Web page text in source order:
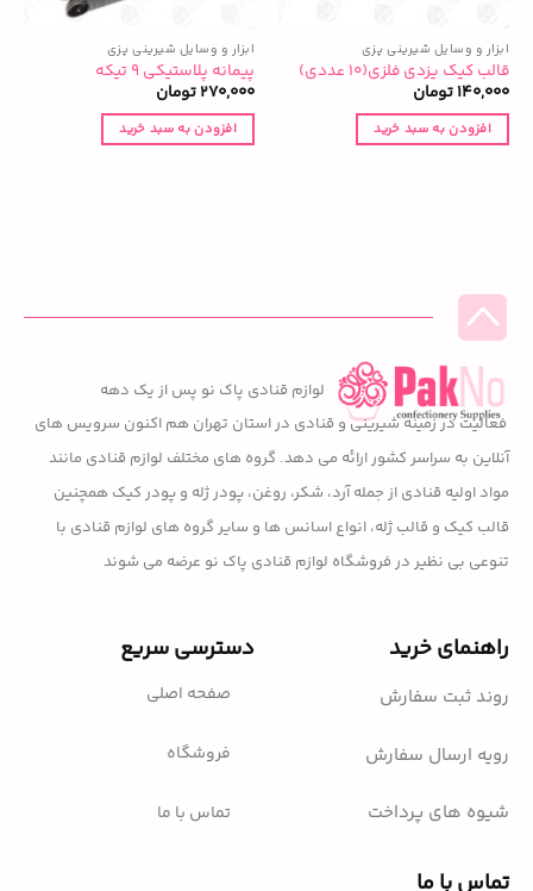
ابزار و وسایل شیرینی پزی
قالب کیک یزدی فلزی(۱۰ عددی)
140,000تومان
افزودن به سبد خرید
ابزار و وسایل شیرینی پزی
پیمانه پلاستیکی ۹ تیکه
270,000تومان
افزودن به سبد خرید
لوازم قنادی پاک نو پس از یک دهه
فعالیت در زمینه شیرینی و قنادی در استان تهران هم اکنون سرویس های
آنلاین به سراسر کشور ارائه می دهد. گروه های مختلف لوازم قنادی مانند
مواد اولیه قنادی از جمله آرد، شکر، روغن، پودر ژله و پودر کیک همچنین
قالب کیک و قالب ژله، انواع اسانس ها و سایر گروه های لوازم قنادی با
تنوعی بی نظیر در فروشگاه لوازم قنادی پاک نو عرضه می شوند
راهنمای خرید
روند ثبت سفارش
رویه ارسال سفارش
شیوه های پرداخت
دسترسی سریع
صفحه اصلی
فروشگاه
تماس با ما
تماس با ما